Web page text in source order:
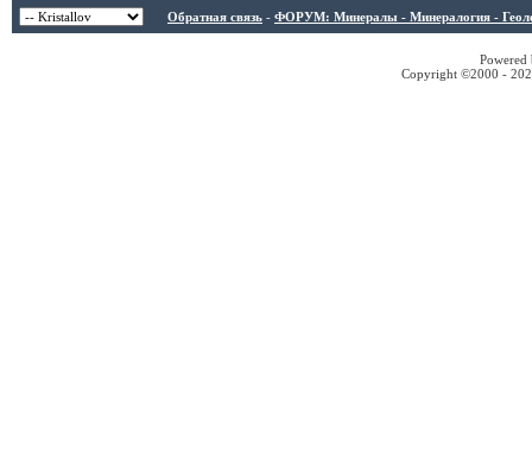
Обратная связь - ФОРУМ: Минералы - Минералогия -
Copyright ©2000 -